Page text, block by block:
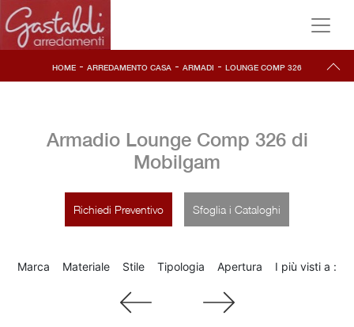
HOME - ARREDAMENTO CASA - ARMADI - LOUNGE COMP 326
Armadio Lounge Comp 326 di
Mobilgam
Richiedi Preventivo Sfoglia i Cataloghi
Marca Materiale Stile Tipologia Apertura I più visti a :